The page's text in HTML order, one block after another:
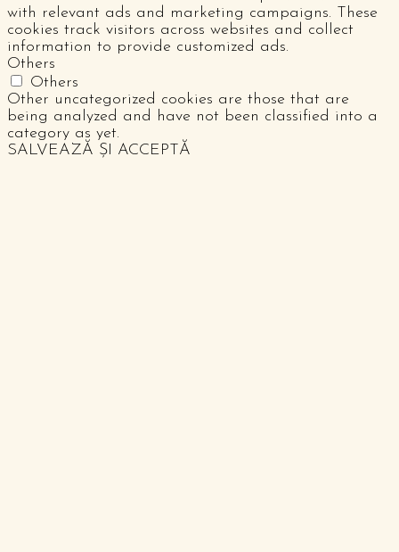
with relevant ads and marketing campaigns. These
cookies track visitors across websites and collect
information to provide customized ads.
Others
Others
Other uncategorized cookies are those that are
being analyzed and have not been classified into a
category as yet.
SALVEAZĂ ȘI ACCEPTĂ